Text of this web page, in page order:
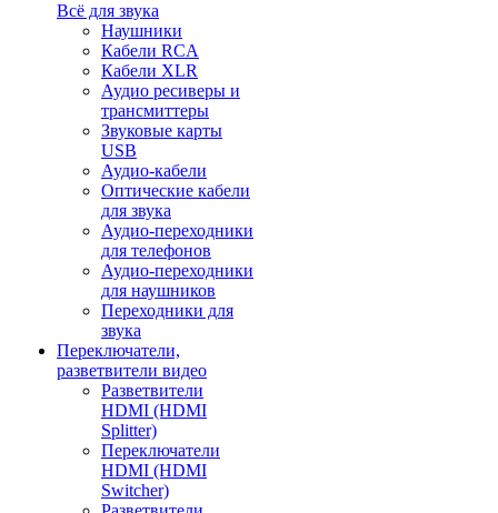
Всё для звука
Наушники
Кабели RCA
Кабели XLR
Аудио ресиверы и
трансмиттеры
Звуковые карты
USB
Аудио-кабели
Оптические кабели
для звука
Аудио-переходники
для телефонов
Аудио-переходники
для наушников
Переходники для
звука
Переключатели,
разветвители видео
Разветвители
HDMI (HDMI
Splitter)
Переключатели
HDMI (HDMI
Switcher)